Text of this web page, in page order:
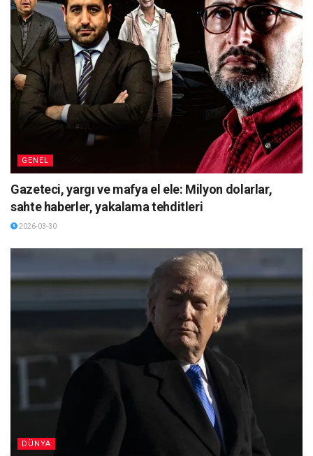
GENEL
Gazeteci, yargı ve mafya el ele: Milyon dolarlar,
sahte haberler, yakalama tehditleri
2026-03-30
DÜNYA